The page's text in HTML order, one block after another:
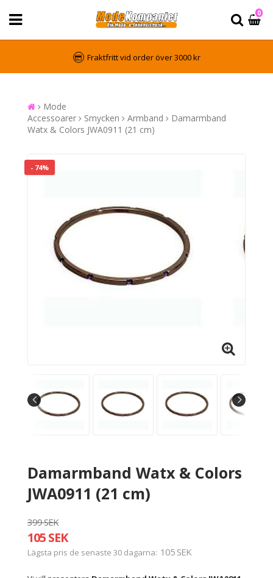
0
Fraktfritt vid order över 3000 kr
Mode
Accessoarer
Smycken Armband
Damarmband
Watx & Colors JWA0911 (21 cm)
- 74%
Damarmband Watx & Colors
JWA0911 (21 cm)
399 SEK
105 SEK
Lägsta pris de senaste 30 dagarna 105 SEK